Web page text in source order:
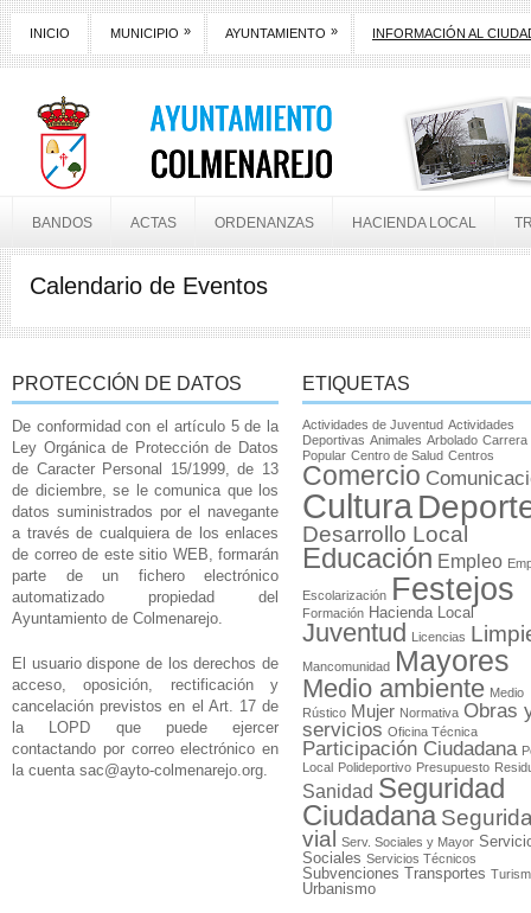
INICIO MUNICIPIO » AYUNTAMIENTO » INFORMACIÓN AL
BANDOS ACTAS ORDENANZAS HACIENDA LOCAL
Calendario de Eventos
PROTECCIÓN DE DATOS
De conformidad con el artículo 5 de la
Ley Orgánica de Protección de Datos
de Caracter Personal 15/1999, de 13
de diciembre, se le comunica que los
datos suministrados por el navegante
a través de cualquiera de los enlaces
de correo de este sitio WEB, formarán
parte de un fichero electrónico
automatizado propiedad del
Ayuntamiento de Colmenarejo.
El usuario dispone de los derechos de
acceso, oposición, rectificación y
cancelación previstos en el Art. 17 de
la LOPD que puede ejercer
contactando por correo electrónico en
la cuenta sac@ayto-colmenarejo.org.
ETIQUETAS
Actividades de Juventud Actividades
Deportivas Animales Arbolado Carrera
Popular Centro de Salud Centros
Comercio
Cultura
Desarrollo Local
Educación Empleo
Escolarización Festejos
Formación Hacienda Local
Juventud Licencias
Mancomunidad Mayores
Medio ambiente Medio
Rústico Mujer Normativa Obras
servicios Oficina Técnica
Participación Ciudadana
Local Polideportivo Presupuesto
Sanidad Seguridad
Ciudadana
vial
Serv. Sociales y Mayor
Sociales Servicios Técnicos
Subvenciones Transportes
Urbanismo